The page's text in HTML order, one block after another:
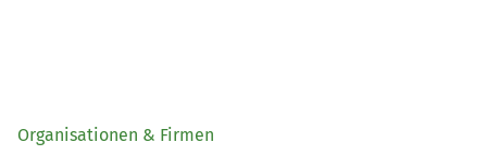
Organisationen & Firmen